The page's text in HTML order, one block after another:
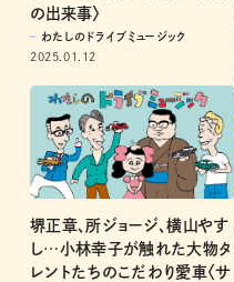
の出来事〉
わたしのドライブミュージック
2025.01.12
堺正章、所ジョージ、横山やす
し…小林幸子が触れた大物タ
レントたちのこだわり愛車〈サ